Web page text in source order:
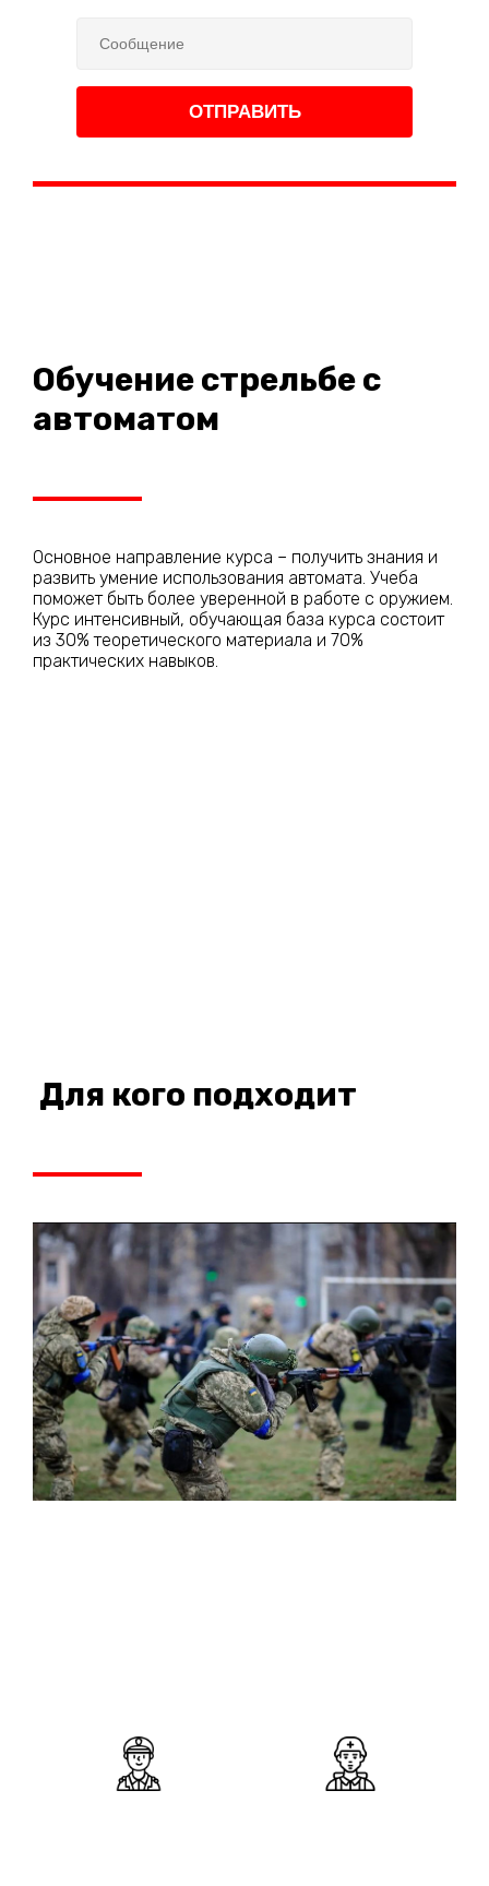
Обучение стрельбе с
автоматом
Основное направление курса – получить знания и
развить умение использования автомата. Учеба
поможет быть более уверенной в работе с оружием.
Курс интенсивный, обучающая база курса состоит
из 30% теоретического материала и 70%
практических навыков.
Для кого подходит